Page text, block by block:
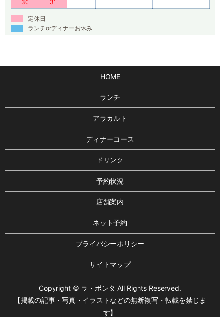
30
31
定休日
ランチorディナーお休み
HOME
ランチ
アラカルト
ディナーコース
ドリンク
予約状況
店舗案内
ネット予約
プライバシーポリシー
サイトマップ
Copyright © ラ・ボンタ All Rights Reserved.
【掲載の記事・写真・イラストなどの無断複写・転載を禁じま
す】